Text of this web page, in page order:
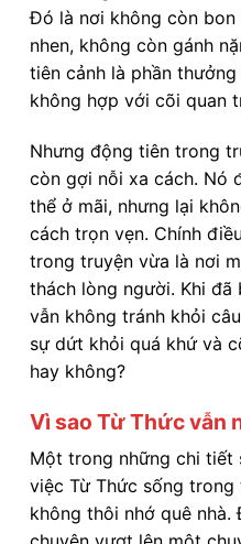
Đó là nơi không còn bon
nhen, không còn gánh
tiên cảnh là phần
không hợp với cõi quan
Nhưng động tiên trong
còn gợi nỗi xa cách. Nó
thể ở mãi, nhưng lại
cách trọn vẹn. Chính
trong truyện vừa là nơi
thách lòng người. Khi
vẫn không tránh khỏi
sự dứt khỏi quá khứ và
hay không?
Vì sao Từ Thức vẫn
Một trong những chi tiết
việc Từ Thức sống trong
không thôi nhớ quê nhà.